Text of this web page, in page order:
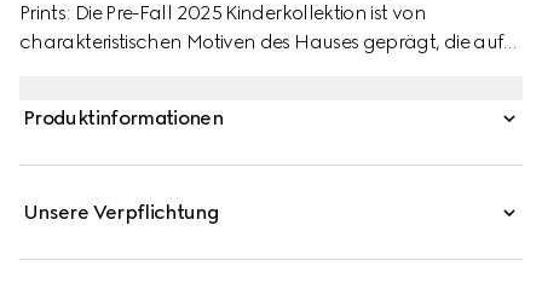
Prints: Die Pre-Fall 2025 Kinderkollektion ist von
charakteristischen Motiven des Hauses geprägt, die auf
einen Gucci Patch und einen kontrastierenden Besatz
Produktinformationen
Unsere Verpflichtung